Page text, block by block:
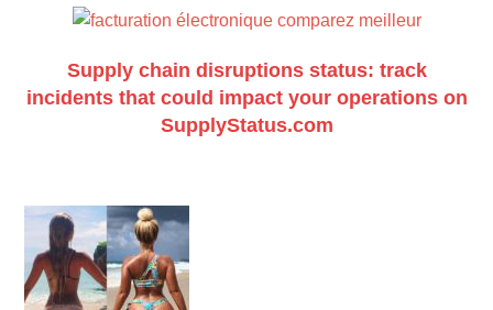
Supply chain disruptions status: track
incidents that could impact your operations on
SupplyStatus.com